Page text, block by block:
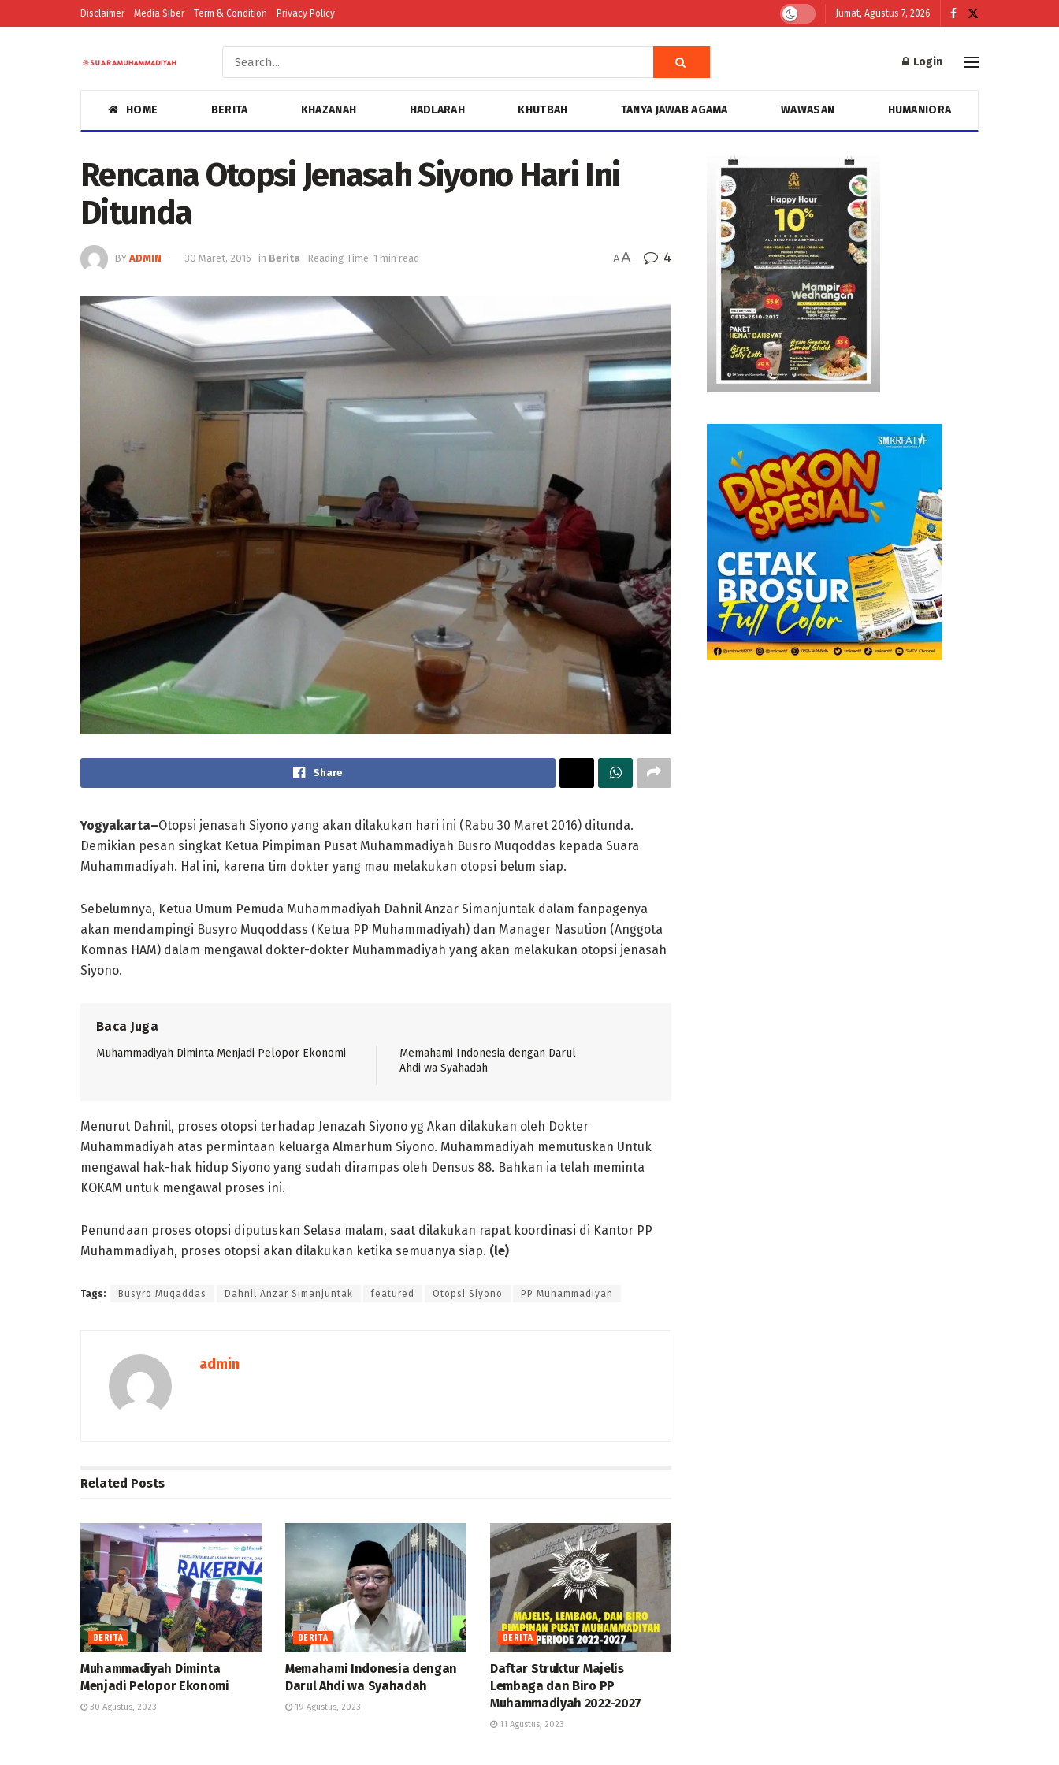
Disclaimer Media Siber Term & Condition Privacy Policy Jumat, Agustus 7, 2026
Login
HOME BERITA KHAZANAH HADLARAH KHUTBAH TANYA JAWAB AGAMA WAWASAN HUMANIORA
Rencana Otopsi Jenasah Siyono Hari Ini
Ditunda
BY ADMIN 30 Maret, 2016 in Berita Reading Time: 1 min read AA 4
Share
Yogyakarta–Otopsi jenasah Siyono yang akan dilakukan hari ini (Rabu 30 Maret 2016) ditunda.
Demikian pesan singkat Ketua Pimpiman Pusat Muhammadiyah Busro Muqoddas kepada Suara
Muhammadiyah. Hal ini, karena tim dokter yang mau melakukan otopsi belum siap.
Sebelumnya, Ketua Umum Pemuda Muhammadiyah Dahnil Anzar Simanjuntak dalam fanpagenya
akan mendampingi Busyro Muqoddass (Ketua PP Muhammadiyah) dan Manager Nasution (Anggota
Komnas HAM) dalam mengawal dokter-dokter Muhammadiyah yang akan melakukan otopsi jenasah
Siyono.
Baca Juga
Muhammadiyah Diminta Menjadi Pelopor Ekonomi
Memahami Indonesia dengan Darul
Ahdi wa Syahadah
Menurut Dahnil, proses otopsi terhadap Jenazah Siyono yg Akan dilakukan oleh Dokter
Muhammadiyah atas permintaan keluarga Almarhum Siyono. Muhammadiyah memutuskan Untuk
mengawal hak-hak hidup Siyono yang sudah dirampas oleh Densus 88. Bahkan ia telah meminta
KOKAM untuk mengawal proses ini.
Penundaan proses otopsi diputuskan Selasa malam, saat dilakukan rapat koordinasi di Kantor PP
Muhammadiyah, proses otopsi akan dilakukan ketika semuanya siap. (le)
Tags: Busyro Muqaddas Dahnil Anzar Simanjuntak featured Otopsi Siyono PP Muhammadiyah
admin
Related Posts
BERITA
Muhammadiyah Diminta
Menjadi Pelopor Ekonomi
30 Agustus, 2023
BERITA
Memahami Indonesia dengan
Darul Ahdi wa Syahadah
19 Agustus, 2023
BERITA
Daftar Struktur Majelis
Lembaga dan Biro PP
Muhammadiyah 2022-2027
11 Agustus, 2023